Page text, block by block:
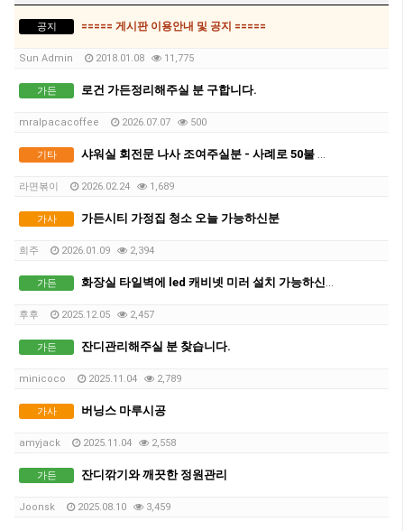
공지 ===== 게시판 이용안내 및 공지 =====
Sun Admin 2018.01.08 11,775
가든 로건 가든정리해주실 분 구합니다.
mralpacacoffee 2026.07.07 500
기타 샤워실 회전문 나사 조여주실분 - 사례로 50불 드려요 (위치: 사뱅)
라면볶이 2026.02.24 1,689
가사 가든시티 가정집 청소 오늘 가능하신분
희주 2026.01.09 2,394
가든 화장실 타일벽에 led 캐비넷 미러 설치 가능하신분?
후후 2025.12.05 2,457
가든 잔디관리해주실 분 찾습니다.
minicoco 2025.11.04 2,789
가사 버닝스 마루시공
amyjack 2025.11.04 2,558
가든 잔디깎기와 깨끗한 정원관리
Joonsk 2025.08.10 3,459